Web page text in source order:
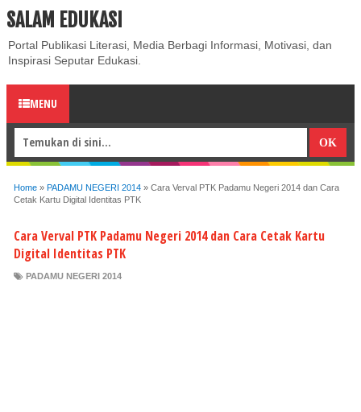
ABOUT CONTACT US
SALAM EDUKASI
Portal Publikasi Literasi, Media Berbagi Informasi, Motivasi, dan
Inspirasi Seputar Edukasi.
MENU
Home » PADAMU NEGERI 2014 » Cara Verval PTK Padamu Negeri 2014 dan Cara
Cetak Kartu Digital Identitas PTK
Cara Verval PTK Padamu Negeri 2014 dan Cara Cetak Kartu
Digital Identitas PTK
PADAMU NEGERI 2014